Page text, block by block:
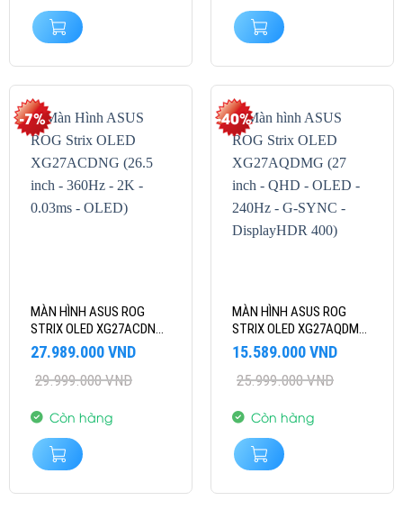
-7%
MÀN HÌNH ASUS ROG
STRIX OLED XG27ACDNG
(26.5 INCH – 360HZ – 2K –
29.999.000VND
Giá
là:
27.989.000VND
Giá
tại
27.989.000 VND.
Còn hàng
-40%
MÀN HÌNH ASUS ROG
STRIX OLED XG27AQDMG
(27 INCH – QHD – OLED –
DISPLAYHDR 400)
25.999.000VND
Giá
là:
15.589.000VND
Giá
tại
15.589.000 VND.
Còn hàng